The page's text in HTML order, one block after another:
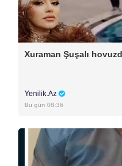
Xuraman Şuşalı
Yenilik.Az
Bu gün 08:36